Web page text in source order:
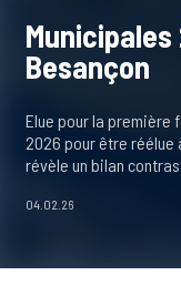
Besançon
Elue pour la première
2026 pour être réélue
révèle un bilan
04.02.26